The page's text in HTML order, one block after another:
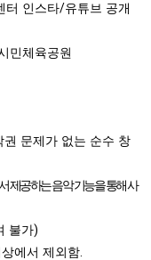
터 인스타/유튜브 공개
민체육공원
권 문제가 없는 순수 창
제공하는 음악 기능을 통해 사
불가)
에서 제외함